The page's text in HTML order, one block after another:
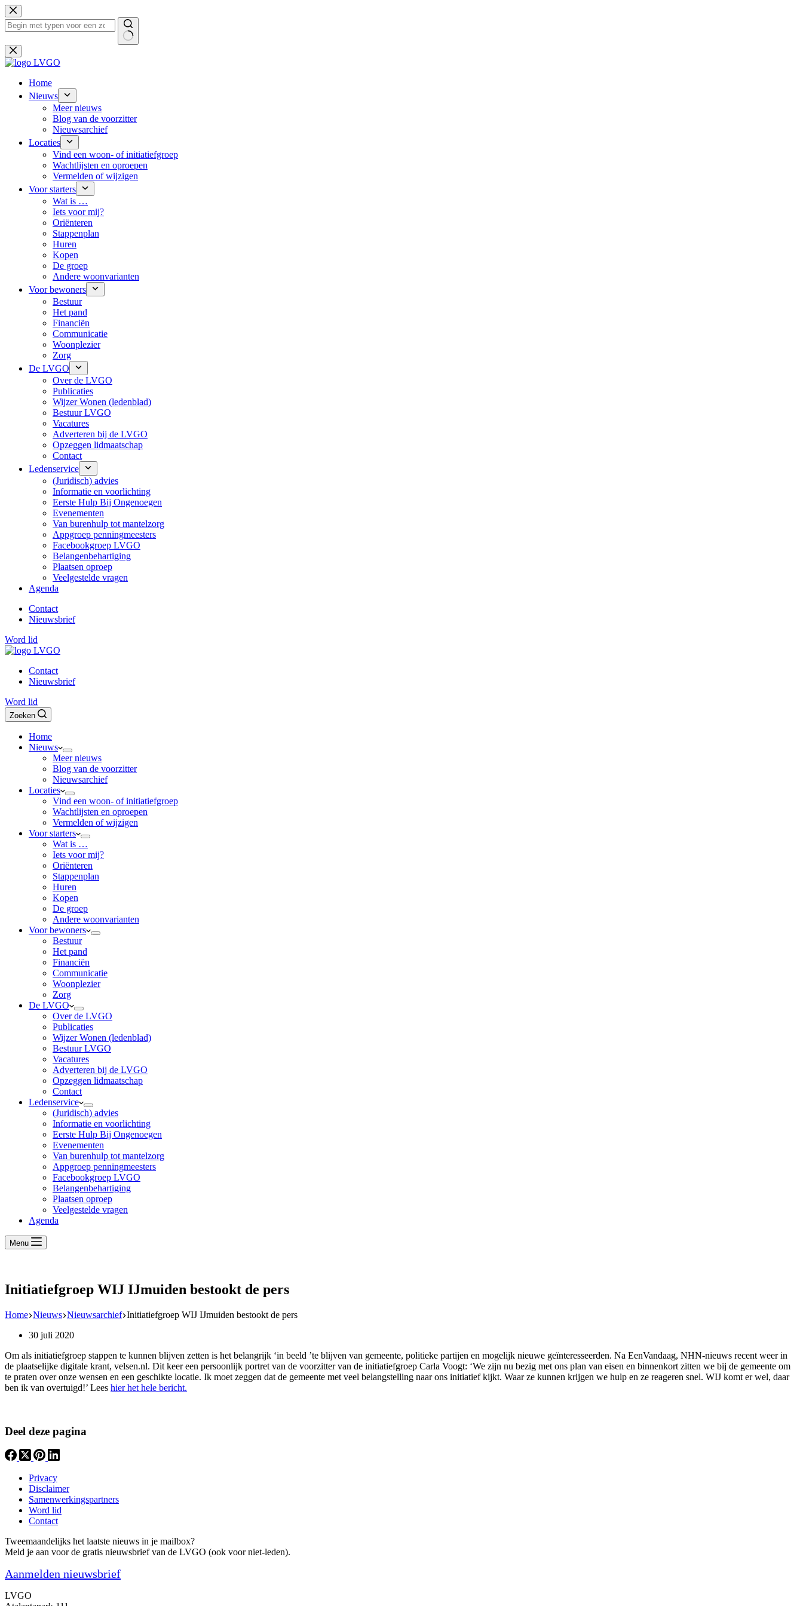
Ga
naar
de
Geen
resultaten
Home
Nieuws
Meer nieuws
Blog van de voorzitter
Nieuwsarchief
Locaties
Vind een woon- of initiatiefgroep
Wachtlijsten en oproepen
Vermelden of wijzigen
Voor starters
Wat is …
Iets voor mij?
Oriënteren
Stappenplan
Huren
Kopen
De groep
Andere woonvarianten
Voor bewoners
Bestuur
Het pand
Financiën
Communicatie
Woonplezier
Zorg
De LVGO
Over de LVGO
Publicaties
Wijzer Wonen (ledenblad)
Bestuur LVGO
Vacatures
Adverteren bij de LVGO
Opzeggen lidmaatschap
Contact
Ledenservice
(Juridisch) advies
Informatie en voorlichting
Eerste Hulp Bij Ongenoegen
Evenementen
Van burenhulp tot mantelzorg
Appgroep penningmeesters
Facebookgroep LVGO
Belangenbehartiging
Plaatsen oproep
Veelgestelde vragen
Agenda
Contact
Nieuwsbrief
Word lid
Contact
Nieuwsbrief
Word lid
Zoeken
Home
Nieuws
Meer nieuws
Blog van de voorzitter
Nieuwsarchief
Locaties
Vind een woon- of initiatiefgroep
Wachtlijsten en oproepen
Vermelden of wijzigen
Voor starters
Wat is …
Iets voor mij?
Oriënteren
Stappenplan
Huren
Kopen
De groep
Andere woonvarianten
Voor bewoners
Bestuur
Het pand
Financiën
Communicatie
Woonplezier
Zorg
De LVGO
Over de LVGO
Publicaties
Wijzer Wonen (ledenblad)
Bestuur LVGO
Vacatures
Adverteren bij de LVGO
Opzeggen lidmaatschap
Contact
Ledenservice
(Juridisch) advies
Informatie en voorlichting
Eerste Hulp Bij Ongenoegen
Evenementen
Van burenhulp tot mantelzorg
Appgroep penningmeesters
Facebookgroep LVGO
Belangenbehartiging
Plaatsen oproep
Veelgestelde vragen
Agenda
Menu
Initiatiefgroep WIJ IJmuiden bestookt de pers
Home Nieuws Nieuwsarchief Initiatiefgroep WIJ IJmuiden bestookt de pers
30 juli 2020
Om als initiatiefgroep stappen te kunnen blijven zetten is het belangrijk ‘in beeld ’te blijven van gemeente, politieke partijen en mogelijk nieuwe geïnteresseerden. Na EenVandaag, NHN-nieuws recent weer in
de plaatselijke digitale krant, velsen.nl. Dit keer een persoonlijk portret van de voorzitter van de initiatiefgroep Carla Voogt: ‘We zijn nu bezig met ons plan van eisen en binnenkort zitten we bij de gemeente om
te praten over onze wensen en een geschikte locatie. Ik moet zeggen dat de gemeente met veel belangstelling naar ons initiatief kijkt. Waar ze kunnen krijgen we hulp en ze reageren snel. WIJ komt er wel, daar
ben ik van overtuigd!’ Lees hier het hele bericht.
Deel deze pagina
Privacy
Disclaimer
Samenwerkingspartners
Word lid
Contact
Tweemaandelijks het laatste nieuws in je mailbox?
Meld je aan voor de gratis nieuwsbrief van de LVGO (ook voor niet-leden).
Aanmelden nieuwsbrief
LVGO